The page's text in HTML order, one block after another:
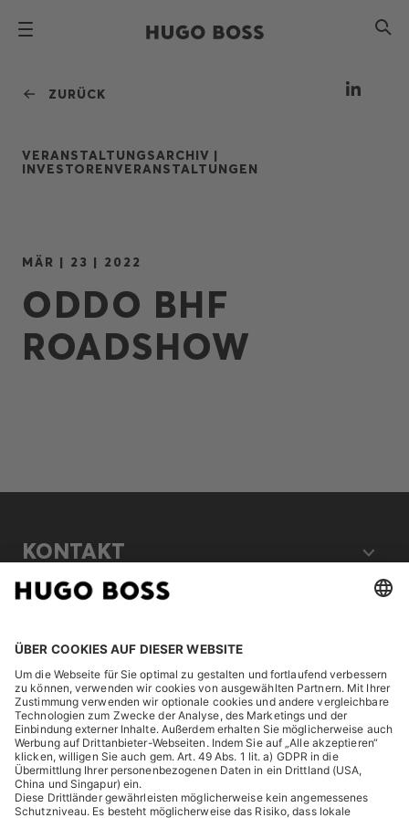
ZURÜCK
VERANSTALTUNGSARCHIV |
INVESTORENVERANSTALTUNGEN
MÄR | 23 | 2022
ODDO BHF
ROADSHOW
KONTAKT
ENTDECKEN